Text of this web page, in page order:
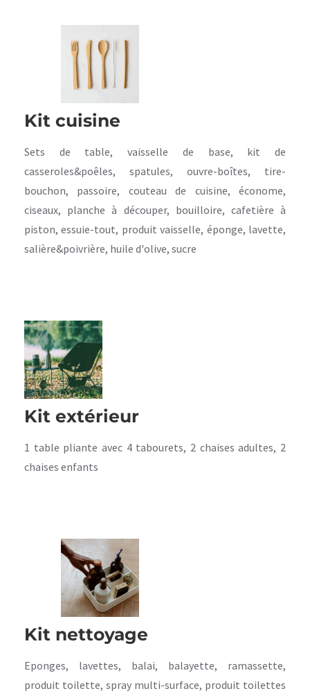
Kit cuisine
Sets de table, vaisselle de base, kit de
casseroles&poêles, spatules, ouvre-boîtes, tire-
bouchon, passoire, couteau de cuisine, économe,
ciseaux, planche à découper, bouilloire, cafetière à
piston, essuie-tout, produit vaisselle, éponge, lavette,
salière&poivrière, huile d'olive, sucre
Kit extérieur
1 table pliante avec 4 tabourets, 2 chaises adultes, 2
chaises enfants
Kit nettoyage
Eponges, lavettes, balai, balayette, ramassette,
produit toilette, spray multi-surface, produit toilettes